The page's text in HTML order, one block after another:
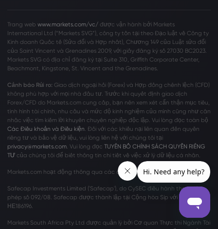
Trang web www.markets.com/vc/ được vận hành bởi Markets
International Ltd (“Markets SVG”), công ty tồn tại theo Đạo luật về Công ty
Kinh doanh Quốc tế (Sửa đổi và Hợp nhất), Chương 149 của Luật sửa đổi
của Saint Vincent và Grenadines 2009, với giấy đăng ký số 27030 BC2023.
Markets SVG có địa chỉ đăng ký tại Suite 310, Griffith Corporate Center,
Beachmont, Kingstone, St. Vincent and the Grenadines.
Cảnh báo Rủi ro: Giao dịch ngoại hối (Forex) và Hợp đồng chênh lệch (CFD)
không phù hợp với mọi nhà đầu tư. Trước khi quyết định giao dịch
Forex/CFD do Markets.com cung cấp, bạn nên xem xét cẩn thận mục tiêu,
tình hình tài chính, nhu cầu và mức độ kinh nghiệm của mình cũng như cân
nhắc việc tìm kiếm lời khuyên chuyên nghiệp độc lập. Vui lòng đọc toàn bộ
Các Điều khoản và Điều kiện. Đối với các khiếu nại liên quan đến quyền
riêng tư và bảo vệ dữ liệu, vui lòng liên hệ với chúng tôi tại
privacy@markets.com. Vui lòng đọc TUYÊN BỐ CHÍNH SÁCH QUYỀN RIÊNG
TƯ của chúng tôi để biết thông tin chi tiết về việc xử lý dữ liệu cá nhân.
Markets.com hoạt động thông qua các chi nhánh sau:
Safecap Investments Limited ('Safecap'), do CySEC điều hành theo giấy
phép số 092/08. Safecap được thành lập tại Cộng hòa Síp với số công ty
ΗΕ186196.
Markets South Africa Pty Ltd được quản lý bởi Cơ quan Thực thi Ngành Tài